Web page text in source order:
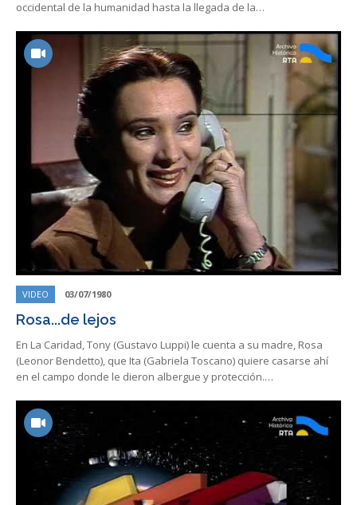
occidental de la humanidad hasta la llegada de la…
VIDEO 03/07/1980
Rosa...de lejos
En La Caridad, Tony (Gustavo Luppi) le cuenta a su madre, Rosa
(Leonor Bendetto), que Ita (Gabriela Toscano) quiere casarse ahí
en el campo donde le dieron albergue y protección.…